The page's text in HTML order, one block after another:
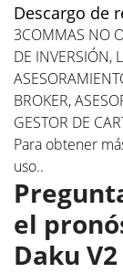
Descargo de
3COMMAS NO
DE INVERSIÓN,
BROKER,
GESTOR DE
Para obtener
uso..
el
Daku V2